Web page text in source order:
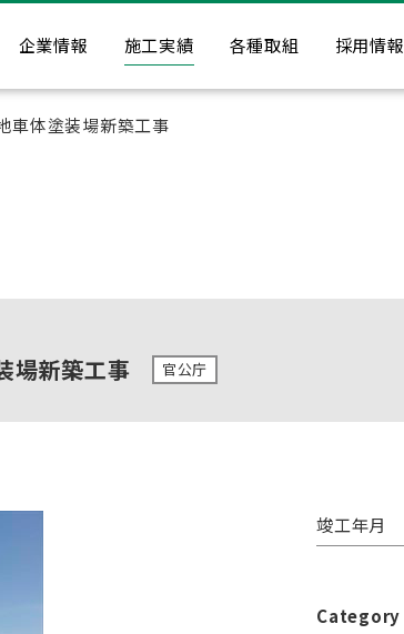
企業情報 施工実績 各種取組 採用情報
車体塗装場新築工事
場新築工事 官公庁
竣工年月
Category